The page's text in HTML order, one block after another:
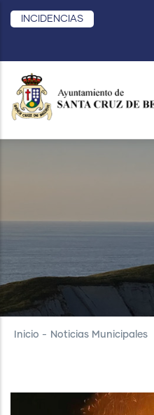
Pasar
principal
INCIDENCIAS
Inicio - Noticias Municipales